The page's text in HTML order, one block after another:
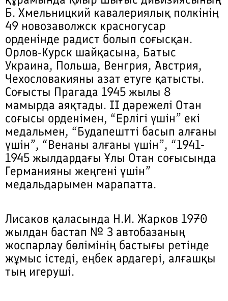
Б. Хмельницкий кавалериялық полкінің
49 новозаволжск красногусар
орденінде радист болып соғысқан.
Орлов-Курск шайқасына, Батыс
Украина, Польша, Венгрия, Австрия,
Чехословакияны азат етуге қатысты.
Соғысты Прагада 1945 жылы 8
мамырда аяқтады. ІІ дәрежелі Отан
соғысы орденімен, “Ерлігі үшін” екі
медальмен, “Будапештті басып алғаны
үшін”, “Венаны алғаны үшін”, “1941-
1945 жылдардағы Ұлы Отан соғысында
Германияны жеңгені үшін”
медальдарымен марапатта.
Лисаков қаласында Н.И. Жарков 1970
жылдан бастап № 3 автобазаның
жоспарлау бөлімінің бастығы ретінде
жұмыс істеді, еңбек ардагері, алғашқы
тың игеруші.